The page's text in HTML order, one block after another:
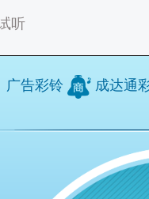
听
广告彩铃
成达通彩铃网 出品，点击右上角 三点 分